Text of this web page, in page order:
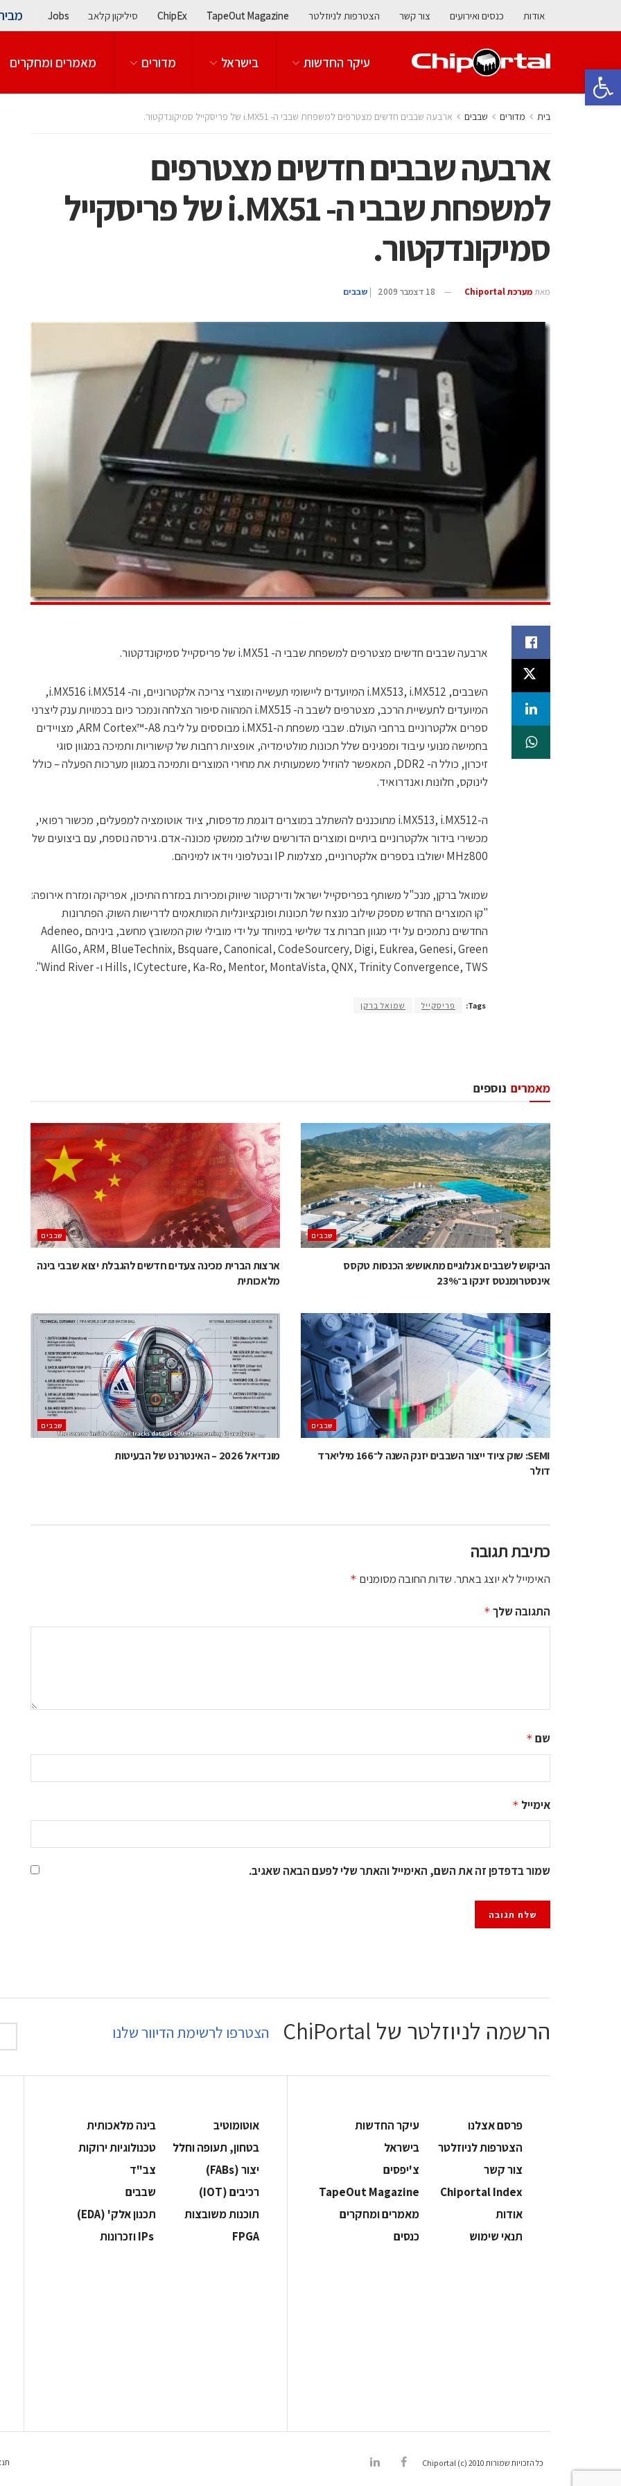
פתח סרגל נגישות
אודות כנסים ואירועים צור קשר הצטרפות לניוזלטר TapeOut Magazine
ChipEx סיליקון קלאב Jobs
עיקר החדשות בישראל מדורים מאמרים ומחקרים
בית מדורים ‫שבבים‬ ארבעה שבבים חדשים מצטרפים למשפחת שבבי ה- i.MX51 של פריסקייל סמיקונדקטור.
ארבעה שבבים חדשים מצטרפים
למשפחת שבבי ה- i.MX51 של פריסקייל
סמיקונדקטור.
מאת מערכת Chiportal 18 דצמבר 2009 | ‫שבבים‬
ארבעה שבבים חדשים מצטרפים למשפחת שבבי ה- i.MX51 של פריסקייל סמיקונדקטור.
השבבים, i.MX513, i.MX512 המיועדים ליישומי תעשייה ומוצרי צריכה אלקטרוניים, וה- i.MX516 i.MX514,
המיועדים לתעשיית הרכב, מצטרפים לשבב ה- i.MX515 המהווה סיפור הצלחה ונמכר כיום בכמויות ענק ליצרני
ספרים אלקטרוניים ברחבי העולם. שבבי משפחת ה-i.MX51 מבוססים על ליבת ARM Cortex™-A8, מצויידים
בחמישה מנועי עיבוד ומפגינים שלל תכונות מולטימדיה, אופציות רחבות של קישוריות ותמיכה במגוון סוגי
זיכרון, כולל ה- DDR2, המאפשר להוזיל משמעותית את מחירי המוצרים ותמיכה במגוון מערכות הפעלה – כולל
לינוקס, חלונות ואנדרואיד.
ה-i.MX513, i.MX512 מתוכננים להשתלב במוצרים דוגמת מדפסות, ציוד אוטומציה למפעלים, מכשור רפואי,
מכשירי בידור אלקטרוניים ביתיים ומוצרים הדורשים שילוב ממשקי מכונה-אדם. גירסה נוספת, עם ביצועים של
MHz800 ישולבו בספרים אלקטרוניים, מצלמות IP ובטלפוני וידאו למיניהם.
שמואל ברקן, מנכ"ל משותף בפריסקייל ישראל ודירקטור שיווק ומכירות במזרח התיכון, אפריקה ומזרח אירופה:
"קו המוצרים החדש מספק שילוב מנצח של תכונות ופונקציונליות המותאמים לדרישות השוק. הפתרונות
החדשים נתמכים על ידי מגוון חברות צד שלישי במיוחד על ידי מובילי שוק המשובץ מחשב, ביניהם Adeneo,
AllGo, ARM, BlueTechnix, Bsquare, Canonical, CodeSourcery, Digi, Eukrea, Genesi, Green
Hills, ICytecture, Ka-Ro, Mentor, MontaVista, QNX, Trinity Convergence, TWS ו- Wind River".
Tags: פריסקייל שמואל ברקן
נוספים מאמרים
‫שבבים‬
הביקוש לשבבים אנלוגיים מתאושש: הכנסות טקסס
אינסטרומנטס זינקו ב־23%
‫שבבים‬
ארצות הברית מכינה צעדים חדשים להגבלת יצוא שבבי בינה
מלאכותית
‫שבבים‬
SEMI: שוק ציוד ייצור השבבים יזנק השנה ל־166 מיליארד
דולר
‫שבבים‬
מונדיאל 2026 – האינטרנט של הבעיטות
כתיבת תגובה
האימייל לא יוצג באתר.שדות החובה מסומנים *
התגובה שלך *
שם *
אימייל *
שמור בדפדפן זה את השם, האימייל והאתר שלי לפעם הבאה שאגיב.
הרשמה לניוזלטר של ChiPortal הצטרפו לרשימת הדיוור שלנו
פרסם אצלנו
עיקר החדשות
הצטרפות לניוזלטר
בישראל
צור קשר
צ'יפסים
Chiportal Index
TapeOut Magazine
אודות
מאמרים ומחקרים
תנאי שימוש
כנסים
אוטומוטיב
בינה מלאכותית
בטחון, תעופה וחלל
‫טכנולוגיות ירוקות‬
‫יצור (‪(FABs‬‬
‫צב"ד‬
‫רכיבים‬ (IOT)
‫שבבים‬
‫תוכנות משובצות‬
‫תכנון אלק' (‪(EDA‬‬
‫‪FPGA‬‬
‫ ‪וזכרונות IPs‬‬
כל הזכויות שמורות Chiportal (c) 2010